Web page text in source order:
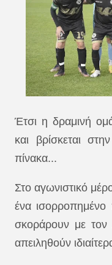
Έτσι η δραμινή
και βρίσκεται
πίνακα...
Στο αγωνιστικό
ένα
σκοράρουν με τον
απειληθούν